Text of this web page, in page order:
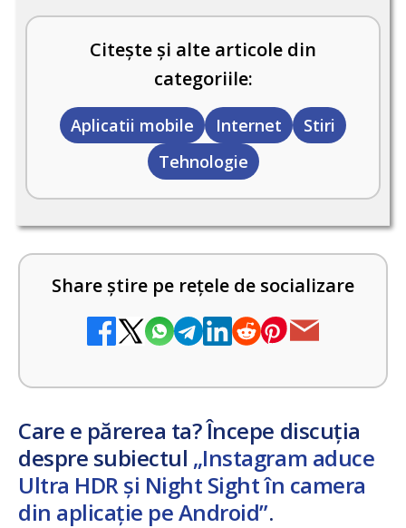
Citește și alte articole din
categoriile:
Aplicatii mobile Internet
Stiri
Tehnologie
Share știre pe rețele de socializare
Care e părerea ta? Începe discuția
despre subiectul „Instagram aduce
Ultra HDR și Night Sight în camera
din aplicație pe Android”.